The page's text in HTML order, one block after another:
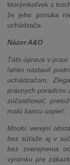
ktorýmkoľvek z
že jeho ponuka
uchádzača.
Názor A&O
Táto úprava v
ľahko nastaviť
uchádzačom.
právnych poradcov
zúčastňovať,
malú šancu uspieť.
Mnohí verejní
bez súťaže aj v
bez zverejnenia
výnimku pre